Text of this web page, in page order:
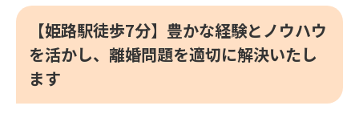
【姫路駅徒歩7分】豊かな経験とノウハウ
を活かし、離婚問題を適切に解決いたし
ます